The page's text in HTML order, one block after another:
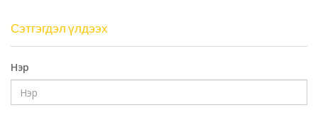
Сэтгэгдэл үлдээх
Нэр